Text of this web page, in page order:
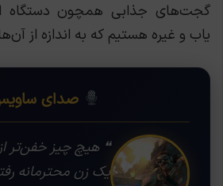
گجت‌های جذابی همچون دستگاه
یاب و غیره هستیم که به اندازه از
صدای
❝ هیچ چیز خفن‌تر
یک زن محترمانه